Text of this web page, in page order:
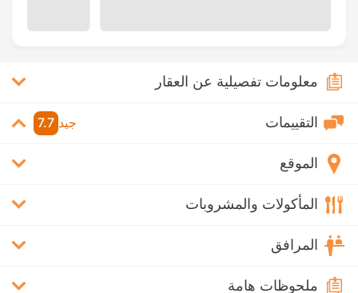
معلومات تفصيلية عن العقار
التقييمات جيد 7.7
الموقع
المأكولات والمشروبات
المرافق
ملحوظات هامة